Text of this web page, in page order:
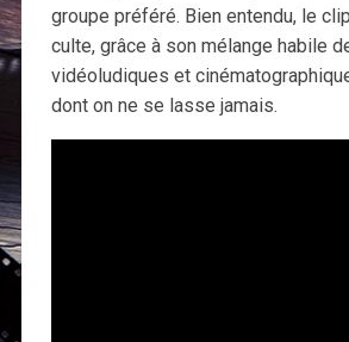
groupe préféré. Bien entendu, le
culte, grâce à son mélange habile
vidéoludiques et
dont on ne se lasse jamais.